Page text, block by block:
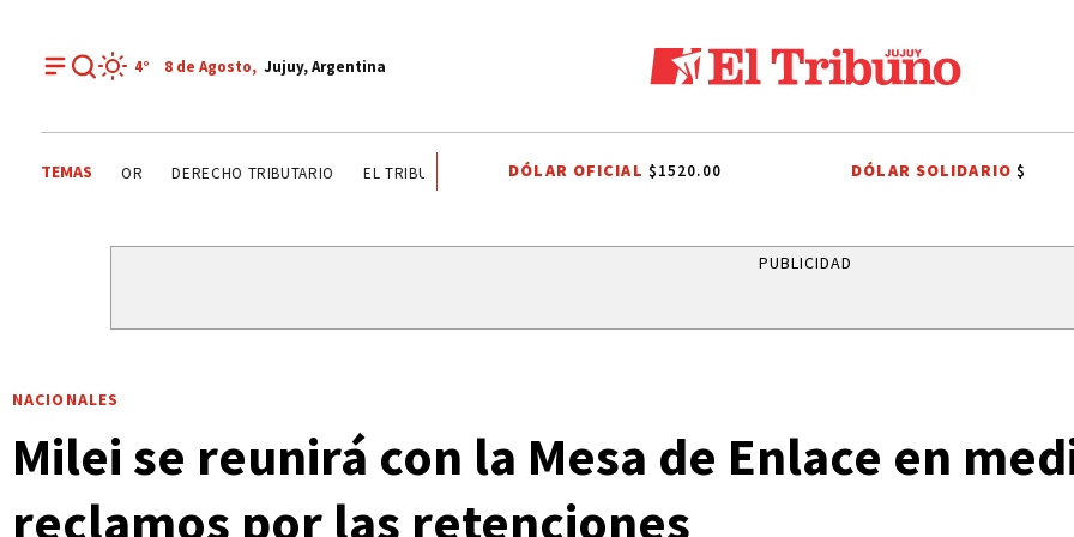
4° 8 de Agosto, Jujuy, Argentina
TEMAS DÍA DEL INGENIERO AGRÓNOMO ANALIZAN SECTOR DERECHO TRIBUTARIO EL TRIBUNO POR LOS BARRIOS ONDA
DÓLAR OFICIAL $1520.00 DÓLAR SOLIDARIO$
PUBLICIDAD
NACIONALES
Milei se reunirá con la Mesa de Enlace en
reclamos por las retenciones